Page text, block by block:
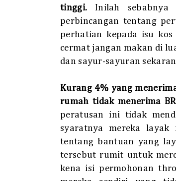
tinggi. Inilah sebabnya
perbincangan tentang
perhatian kepada isu
cermat jangan makan di
dan sayur-sayuran
Kurang 4% yang
rumah tidak menerima
peratusan ini tidak
syaratnya mereka layak
tentang bantuan yang
tersebut rumit untuk
kena isi permohonan